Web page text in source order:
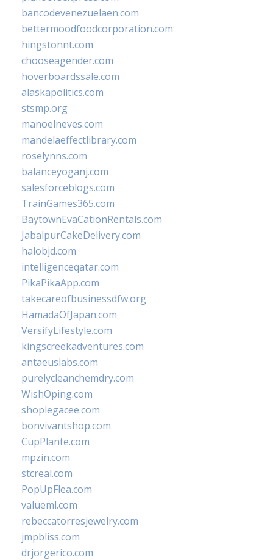
bancodevenezuelaen.com
bettermoodfoodcorporation.com
hingstonnt.com
chooseagender.com
hoverboardssale.com
alaskapolitics.com
stsmp.org
manoelneves.com
mandelaeffectlibrary.com
roselynns.com
balanceyoganj.com
salesforceblogs.com
TrainGames365.com
BaytownEvaCationRentals.com
JabalpurCakeDelivery.com
halobjd.com
intelligenceqatar.com
PikaPikaApp.com
takecareofbusinessdfw.org
HamadaOfJapan.com
VersifyLifestyle.com
kingscreekadventures.com
antaeuslabs.com
purelycleanchemdry.com
WishOping.com
shoplegacee.com
bonvivantshop.com
CupPlante.com
mpzin.com
stcreal.com
PopUpFlea.com
valueml.com
rebeccatorresjewelry.com
jmpbliss.com
drjorgerico.com